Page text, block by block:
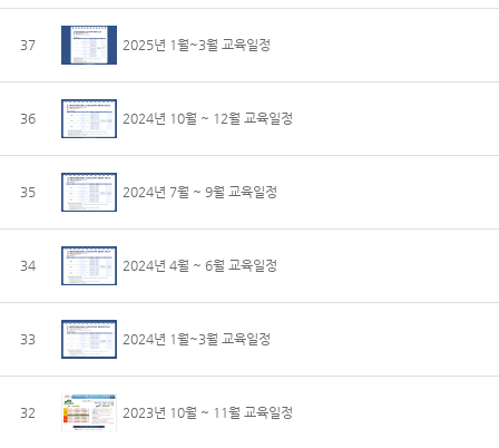
37 2025년 1월~3월 교육일정
36 2024년 10월 ~ 12월 교육일정
35 2024년 7월 ~ 9월 교육일정
34 2024년 4월 ~ 6월 교육일정
33 2024년 1월~3월 교육일정
32 2023년 10월 ~ 11월 교육일정